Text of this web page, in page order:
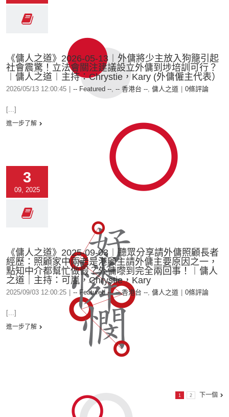
《傭人之道》2026-05-13︱外傭將少主放入狗籠引起
社會震驚！立法會關注建議設立外傭到埗培訓可行？
︱傭人之道︱主持：Chrystie，Kary (外傭僱主代表）
2026/05/13 12:00:45 -- Featured --, -- 香港台 --, 傭人之道 0條評論
[...]
進一步了解
3
09, 2025
《傭人之道》2025-09-03︱聽眾分享請外傭照顧長者
經歷：照顧家中兩老是港顧主請外傭主要原因之一，
點知中介都幫忙做假？外傭嚟到完全兩回事！︱傭人
之道｜主持：可嵐，Chrystie，Kary
2025/09/03 12:00:25 -- Featured --,-- 香港台 --, 傭人之道 0條評論
[...]
進一步了解
1 2 下一個